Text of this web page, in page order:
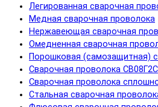
Легированная сварочная
Медная сварочная проволока
Нержавеющая сварочная
Омедненная сварочная
Порошковая (самозащитная)
Сварочная проволока СВ08Г2С
Сварочная проволока
Стальная сварочная